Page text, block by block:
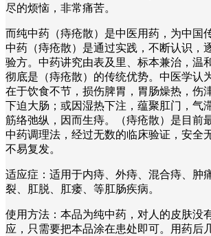
尽的烦恼，非常痛苦。
而纯中药（痔疮散）是中医用药，为中国
中药（痔疮散）是通过实践，不断认识，
验方。中药讲究由表及里、标本兼治，温
彻底是（痔疮散）的传统优势。中医学认
在于饮食不节，损伤脾胃，胃肠燥热，伤
下迫大肠；或因湿热下注，蕴聚肛门，气
筋络弛纵，因而生痔。（痔疮散）是目前
中药调理法，经过无数的临床验证，安全
不易复发。
适应症：适用于内痔、外痔、混合痔、肿
裂、肛脱、肛瘘、等肛肠疾病。
使用方法：本品为纯中药，对人的皮肤没
应，只需要把本品涂在患处即可。用药后